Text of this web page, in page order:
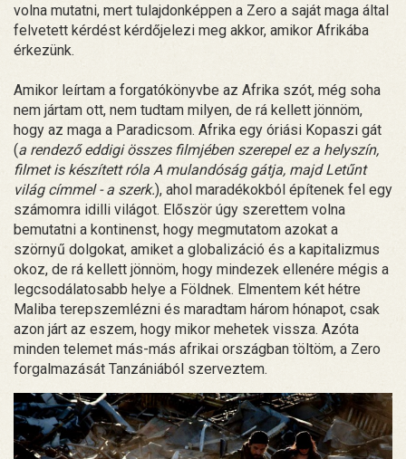
volna mutatni, mert tulajdonképpen a Zero a saját maga által
felvetett kérdést kérdőjelezi meg akkor, amikor Afrikába
érkezünk.
Amikor leírtam a forgatókönyvbe az Afrika szót, még soha
nem jártam ott, nem tudtam milyen, de rá kellett jönnöm,
hogy az maga a Paradicsom. Afrika egy óriási Kopaszi gát
(a rendező eddigi összes filmjében szerepel ez a helyszín,
filmet is készített róla A mulandóság gátja, majd Letűnt
világ címmel - a szerk.), ahol maradékokból építenek fel egy
számomra idilli világot. Először úgy szerettem volna
bemutatni a kontinenst, hogy megmutatom azokat a
szörnyű dolgokat, amiket a globalizáció és a kapitalizmus
okoz, de rá kellett jönnöm, hogy mindezek ellenére mégis a
legcsodálatosabb helye a Földnek. Elmentem két hétre
Maliba terepszemlézni és maradtam három hónapot, csak
azon járt az eszem, hogy mikor mehetek vissza. Azóta
minden telemet más-más afrikai országban töltöm, a Zero
forgalmazását Tanzániából szerveztem.